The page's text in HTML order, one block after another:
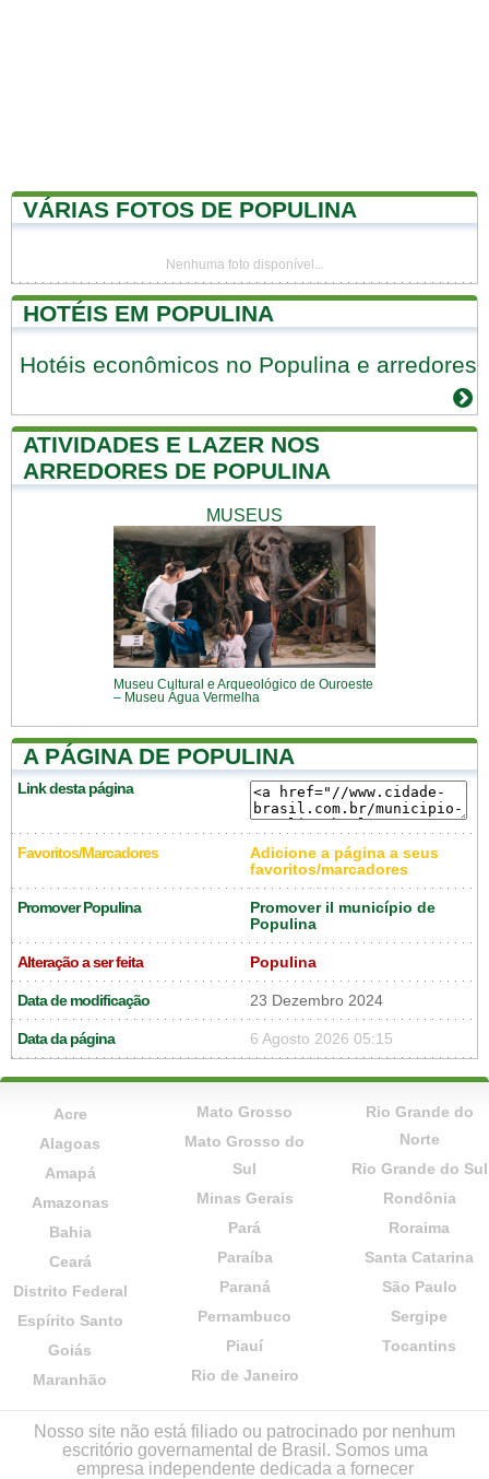
VÁRIAS FOTOS DE POPULINA
Nenhuma foto disponível...
HOTÉIS EM POPULINA
Hotéis econômicos no Populina e arredores
ATIVIDADES E LAZER NOS
ARREDORES DE POPULINA
MUSEUS
Museu Cultural e Arqueológico de Ouroeste
– Museu Água Vermelha
A PÁGINA DE POPULINA
Link desta página
Favoritos/Marcadores
Adicione a página a seus
favoritos/marcadores
Promover Populina
Promover il município de
Populina
Alteração a ser feita Populina
Data de modificação 23 Dezembro 2024
Data da página 6 Agosto 2026 05:15
Acre
Alagoas
Amapá
Amazonas
Bahia
Ceará
Distrito Federal
Espírito Santo
Goiás
Maranhão
Mato Grosso
Mato Grosso do
Sul
Minas Gerais
Pará
Paraíba
Paraná
Pernambuco
Piauí
Rio de Janeiro
Rio Grande do
Norte
Rio Grande do Sul
Rondônia
Roraima
Santa Catarina
São Paulo
Sergipe
Tocantins
Nosso site não está filiado ou patrocinado por nenhum
escritório governamental de Brasil. Somos uma
empresa independente dedicada a fornecer